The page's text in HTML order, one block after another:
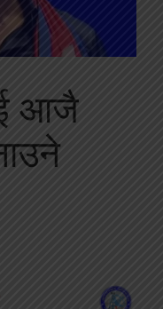
आजै